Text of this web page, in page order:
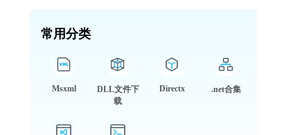
常用分类
Msxml
DLL文件下
载
Directx .net合集